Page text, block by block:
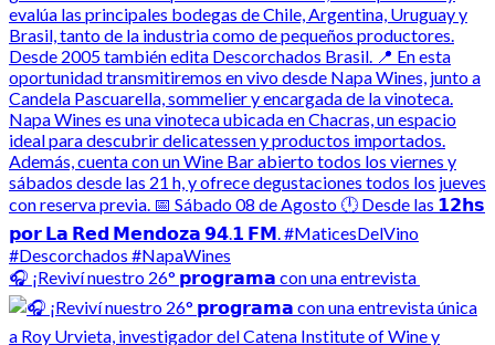
🎧 ¡Reviví nuestro 26° 𝗽𝗿𝗼𝗴𝗿𝗮𝗺𝗮 con una entrevista